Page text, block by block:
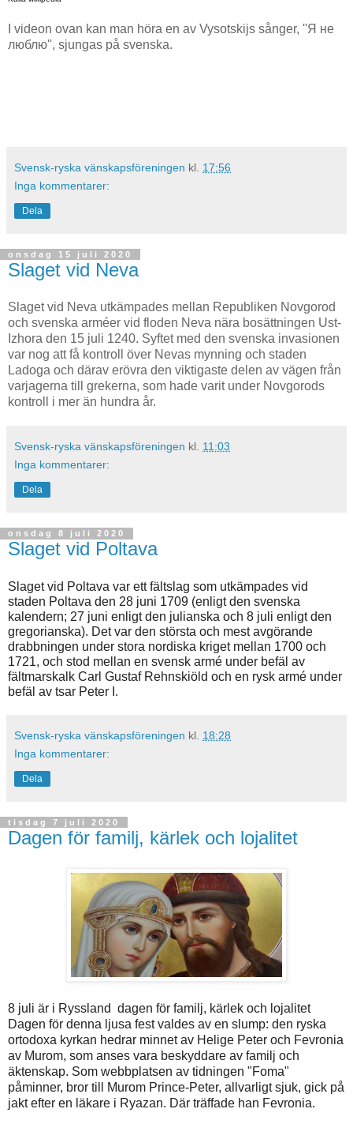
I videon ovan kan man höra en av Vysotskijs sånger, ''Я не
люблю'', sjungas på svenska.
Svensk-ryska vänskapsföreningen kl. 17:56
Inga kommentarer:
Dela
onsdag 15 juli 2020
Slaget vid Neva
Slaget vid Neva utkämpades mellan Republiken Novgorod
och svenska arméer vid floden Neva nära bosättningen Ust-
Izhora den 15 juli 1240. Syftet med den svenska invasionen
var nog att få kontroll över Nevas mynning och staden
Ladoga och därav erövra den viktigaste delen av vägen från
varjagerna till grekerna, som hade varit under Novgorods
kontroll i mer än hundra år.
Svensk-ryska vänskapsföreningen kl. 11:03
Inga kommentarer:
Dela
onsdag 8 juli 2020
Slaget vid Poltava
Slaget vid Poltava var ett fältslag som utkämpades vid
staden Poltava den 28 juni 1709 (enligt den svenska
kalendern; 27 juni enligt den julianska och 8 juli enligt den
gregorianska). Det var den största och mest avgörande
drabbningen under stora nordiska kriget mellan 1700 och
1721, och stod mellan en svensk armé under befäl av
fältmarskalk Carl Gustaf Rehnskiöld och en rysk armé under
befäl av tsar Peter I.
Svensk-ryska vänskapsföreningen kl. 18:28
Inga kommentarer:
Dela
tisdag 7 juli 2020
Dagen för familj, kärlek och lojalitet
8 juli är i Ryssland dagen för familj, kärlek och lojalitet
Dagen för denna ljusa fest valdes av en slump: den ryska
ortodoxa kyrkan hedrar minnet av Helige Peter och Fevronia
av Murom, som anses vara beskyddare av familj och
äktenskap. Som webbplatsen av tidningen "Foma"
påminner, bror till Murom Prince-Peter, allvarligt sjuk, gick på
jakt efter en läkare i Ryazan. Där träffade han Fevronia.